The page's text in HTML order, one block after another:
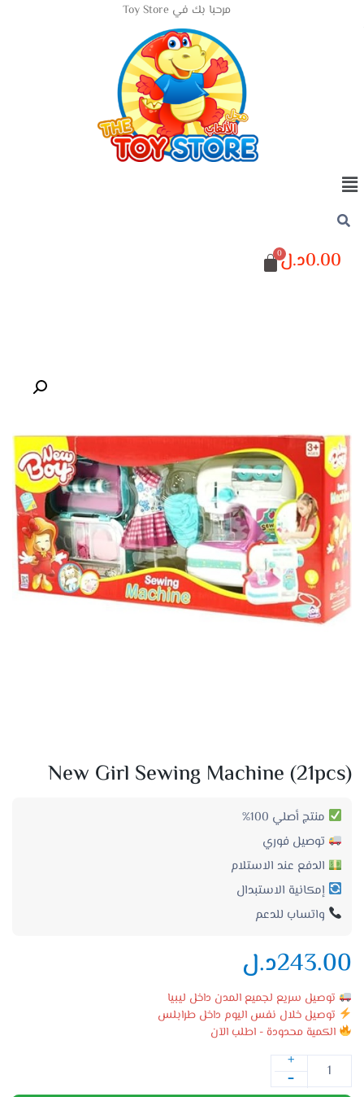
مرحبا بك في Toy Store
0.00د.ل
New Girl Sewing Machine (21pcs)
منتج أصلي 100%
توصيل فوري
الدفع عند الاستلام
إمكانية الاستبدال
واتساب للدعم
243.00د.ل
توصيل سريع لجميع المدن داخل ليبيا
توصيل خلال نفس اليوم داخل طرابلس
الكمية محدودة - اطلب الآن
-
+